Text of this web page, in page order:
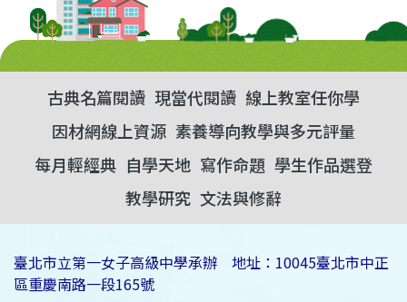
古典名篇閱讀 現當代閱讀 線上教室任你學
因材網線上資源 素養導向教學與多元評量
每月輕經典 自學天地 寫作命題 學生作品選登
教學研究 文法與修辭
臺北市立第一女子高級中學承辦 地址：10045臺北市中正
區重慶南路一段165號